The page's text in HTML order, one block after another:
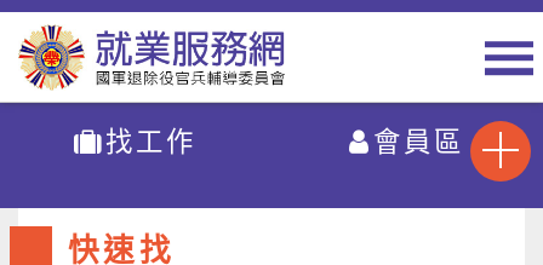
找工作 會員區
快速找